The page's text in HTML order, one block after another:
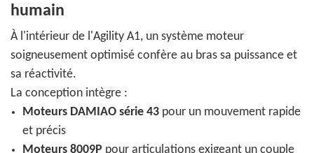
humain
À l'intérieur de l'Agility A1, un système moteur
soigneusement optimisé confère au bras sa puissance et
sa réactivité.
La conception intègre :
Moteurs DAMIAO série 43pour un mouvement rapide
et précis
Moteurs 8009P pour articulations exigeant un couple